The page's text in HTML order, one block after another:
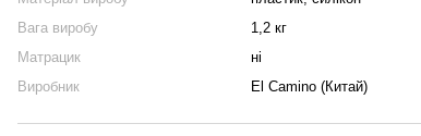
Вага виробу
1,2 кг
Матрацик
ні
Виробник
El Camino (Китай)